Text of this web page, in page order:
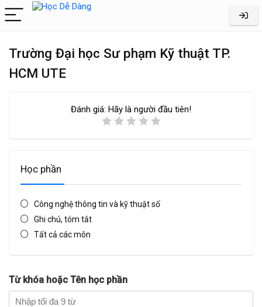
Trường Đại học Sư phạm Kỹ thuật TP.
HCM UTE
Đánh giá: Hãy là người đầu tiên!
Học phần
Công nghệ thông tin và kỹ thuật số
Ghi chú, tóm tắt
Tất cả các môn
Từ khóa hoặc Tên học phần